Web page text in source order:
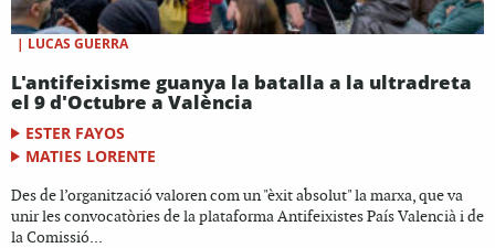
| LUCAS GUERRA
L'antifeixisme guanya la batalla a la ultradreta
el 9 d'Octubre a València
ESTER FAYOS
MATIES LORENTE
Des de l’organització valoren com un "èxit absolut" la marxa, que va
unir les convocatòries de la plataforma Antifeixistes País Valencià i de
la Comissió...